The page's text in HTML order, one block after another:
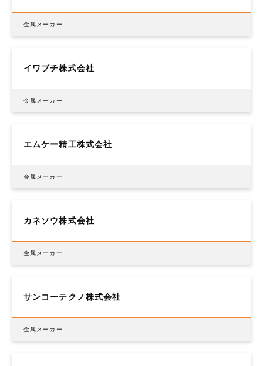
金属メーカー
イワブチ株式会社
金属メーカー
エムケー精工株式会社
金属メーカー
カネソウ株式会社
金属メーカー
サンコーテクノ株式会社
金属メーカー